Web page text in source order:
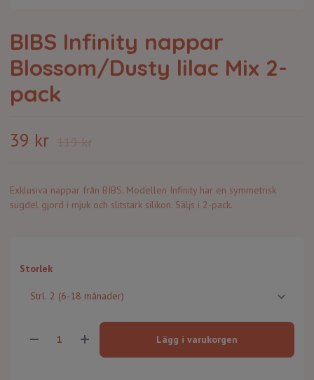
BIBS Infinity nappar
Blossom/Dusty lilac Mix 2-
pack
39 kr 119 kr
Exklusiva nappar från BIBS. Modellen Infinity har en symmetrisk
sugdel gjord i mjuk och slitstark silikon. Säljs i 2-pack.
Storlek
Lägg i varukorgen